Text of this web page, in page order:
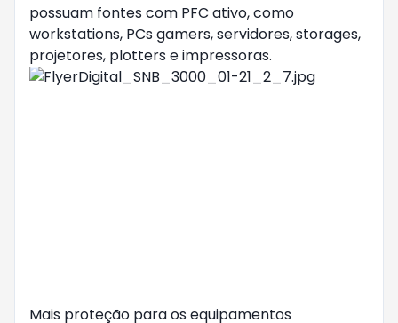
possuam fontes com PFC ativo, como
workstations, PCs gamers, servidores, storages,
projetores, plotters e impressoras.
Mais proteção para os equipamentos